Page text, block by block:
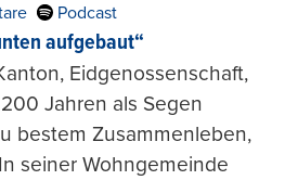
Podcast
aufgebaut“
Eidgenossenschaft,
Jahren als Segen
bestem Zusammenleben,
seiner Wohngemeinde